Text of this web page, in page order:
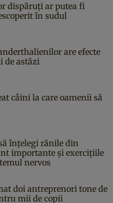
dispăruți ar putea fi
în sudul
are efecte
de astăzi
câini la care oamenii să
înțelegi rănile din
importante și exercițiile
nervos
doi antreprenori tone de
mii de copii